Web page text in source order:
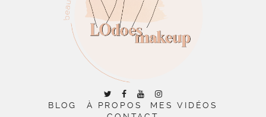
BLOG À PROPOS
MES VIDÉOS